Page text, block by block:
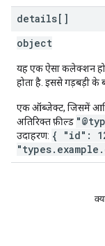
details[]
object
यह एक ऐसा कलेक्शन
होता है. इससे गड़बड़ी के
एक ऑब्जेक्ट, जिसमें
अतिरिक्त फ़ील्ड
उदाहरण: { "id":